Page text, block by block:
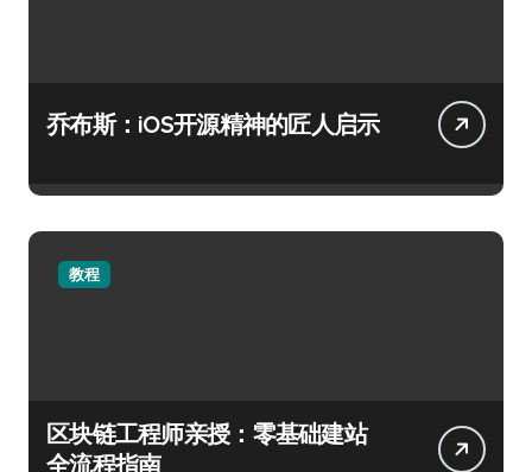
乔布斯：iOS开源精神的匠人启示
教程
区块链工程师亲授：零基础建站
全流程指南